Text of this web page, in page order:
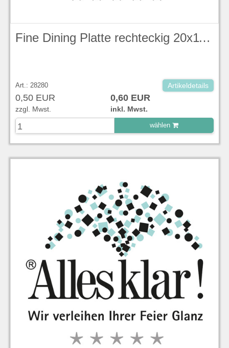
Fine Dining Platte rechteckig 20x11cm flach
Art.: 28280 Artikeldetails
0,50 EUR 0,60 EUR
zzgl. Mwst. inkl. Mwst.
wählen
zu Warenkorb hinzugefügt.